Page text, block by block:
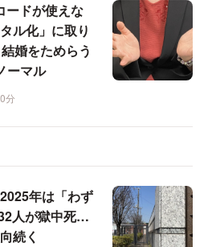
ードが使えな
ル化」に取り
婚をためらう
ーマル
分
年は「わず
人が獄中死…
続く